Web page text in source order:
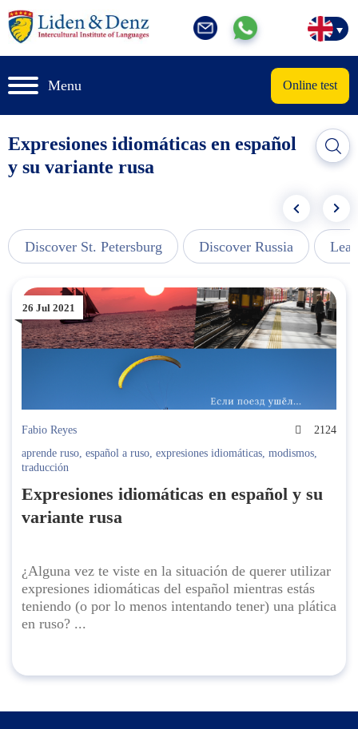
Menu Online test
Expresiones idiomáticas en español
y su variante rusa
Discover St. Petersburg Discover Russia
26 Jul 2021
Fabio Reyes
2124
aprende ruso, español a ruso, expresiones idiomáticas, modismos,
traducción
Expresiones idiomáticas en español y su
variante rusa
¿Alguna vez te viste en la situación de querer utilizar
expresiones idiomáticas del español mientras estás
teniendo (o por lo menos intentando tener) una plática
en ruso? ...